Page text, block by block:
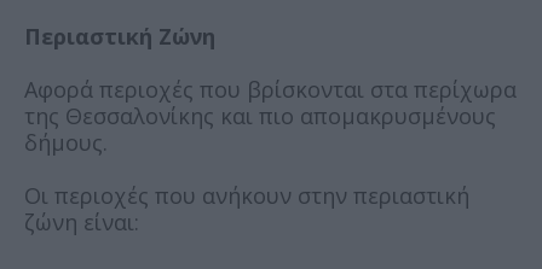
Περιαστική Ζώνη
Αφορά περιοχές που βρίσκονται στα περίχωρα
της Θεσσαλονίκης και πιο απομακρυσμένους
δήμους.
Οι περιοχές που ανήκουν στην περιαστική
ζώνη είναι: